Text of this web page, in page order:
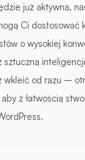
już aktywna,
Ci dostosować
o wysokiej
sztuczną
wkleić od razu –
z łatwością